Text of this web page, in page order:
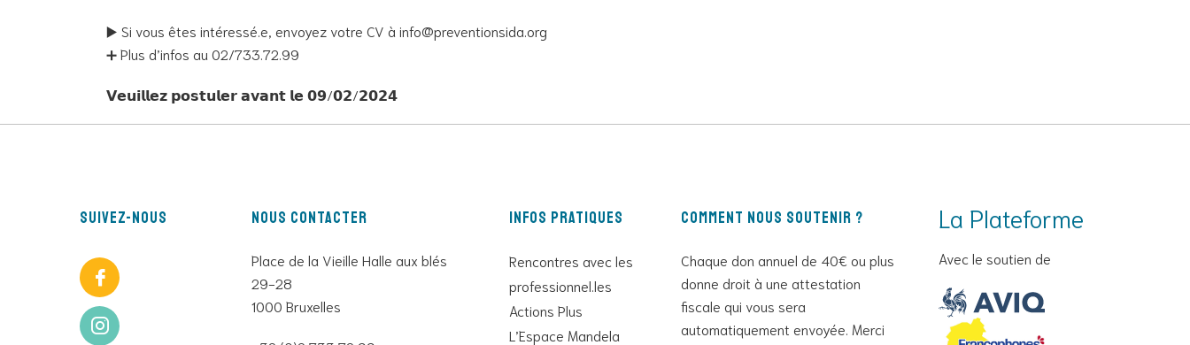
▶️ Si vous êtes intéressé.e, envoyez votre CV à info@preventionsida.org
➕ Plus d’infos au 02/733.72.99
𝗩𝗲𝘂𝗶𝗹𝗹𝗲𝘇 𝗽𝗼𝘀𝘁𝘂𝗹𝗲𝗿 𝗮𝘃𝗮𝗻𝘁 𝗹𝗲 𝟬𝟵/𝟬𝟮/𝟮𝟬𝟮𝟰
Suivez-nous Nous contacter
Place de la Vieille Halle aux blés
29-28
1000 Bruxelles
Infos pratiques
Rencontres avec les
professionnel.les
Actions Plus
L’Espace Mandela
Comment nous soutenir ?
Chaque don annuel de 40€ ou plus
donne droit à une attestation
fiscale qui vous sera
automatiquement envoyée. Merci
La Plateforme
Avec le soutien de